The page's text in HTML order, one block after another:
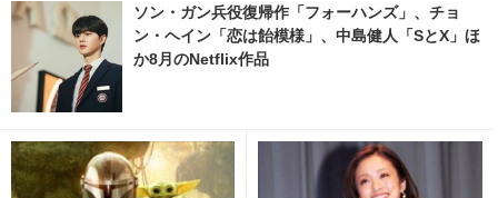
ソン・ガン兵役復帰作「フォーハンズ」、チョ
ン・ヘイン「恋は飴模様」、中島健人「SとX」ほ
か8月のNetflix作品